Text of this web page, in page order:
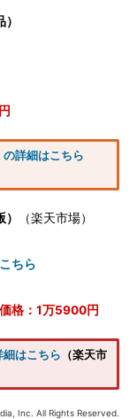
詳細はこちら
（楽天市場）
こちら
格：1万5900円
細はこちら （楽天市
Inc. All Rights Reserved.